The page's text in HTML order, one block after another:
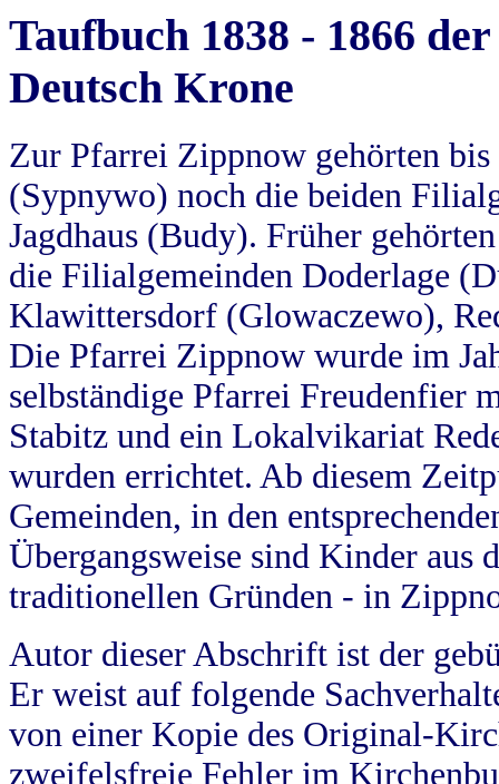
Taufbuch 1838 - 1866
Deutsch Krone
Zur Pfarrei Zippnow gehörten
(Sypnywo) noch die beiden
Jagdhaus (Budy). Früher
die Filialgemeinden Doderlage
Klawittersdorf (Glowaczewo),
Die Pfarrei Zippnow wurde im
selbständige Pfarrei Freudenfier
Stabitz und ein Lokalvikariat
wurden errichtet. Ab diesem
Gemeinden, in den
Übergangsweise sind Kinder aus
traditionellen Gründen - in
Autor dieser Abschrift ist der
Er weist auf folgende
von einer Kopie des Original-
zweifelsfreie Fehler im